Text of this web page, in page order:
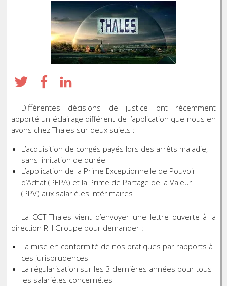
Différentes décisions de justice ont récemment
apporté un éclairage différent de l’application que nous en
avons chez Thales sur deux sujets :
L’acquisition de congés payés lors des arrêts maladie,
sans limitation de durée
L’application de la Prime Exceptionnelle de Pouvoir
d’Achat (PEPA) et la Prime de Partage de la Valeur
(PPV) aux salarié.es intérimaires
La CGT Thales vient d’envoyer une lettre ouverte à la
direction RH Groupe pour demander :
La mise en conformité de nos pratiques par rapports à
ces jurisprudences
La régularisation sur les 3 dernières années pour tous
les salarié.es concerné.es